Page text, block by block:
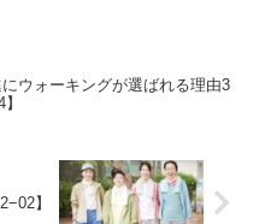
ウォーキングが選ばれる理由3
】